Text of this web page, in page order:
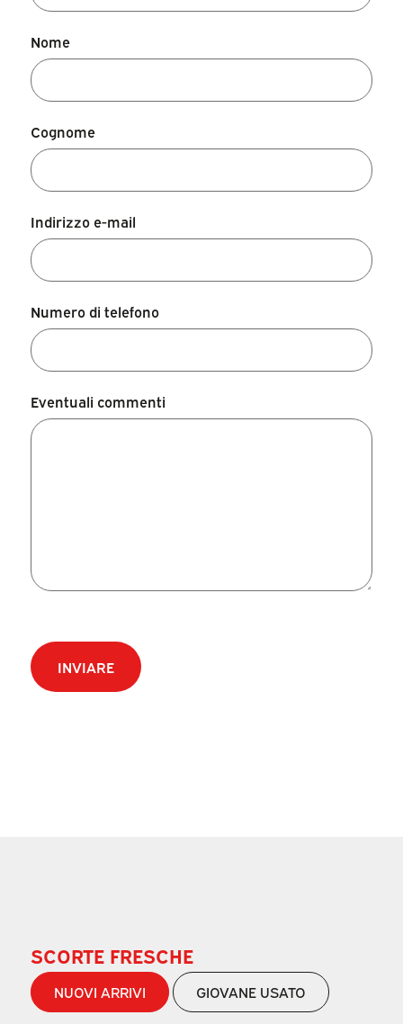
Nome
Cognome
Indirizzo e-mail
Numero di telefono
Eventuali commenti
SCORTE FRESCHE
NUOVI ARRIVI GIOVANE USATO